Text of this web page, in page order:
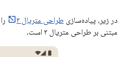
در زیر، پیاده‌سازی طراحی متریال ۳
مبتنی بر طراحی متریال ۳ است.